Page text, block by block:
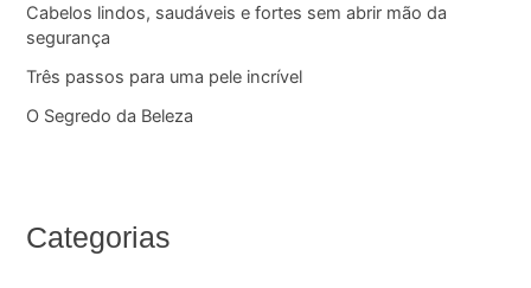
Cabelos lindos, saudáveis e fortes sem abrir mão da
segurança
Três passos para uma pele incrível
O Segredo da Beleza
Categorias